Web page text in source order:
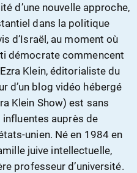
d’une nouvelle approche,
dans la politique
d’Israël, au moment où
démocrate commencent
Klein, éditorialiste du
d’un blog vidéo hébergé
Klein Show) est sans
influentes auprès de
unien. Né en 1984 en
juive intellectuelle,
professeur d’université.